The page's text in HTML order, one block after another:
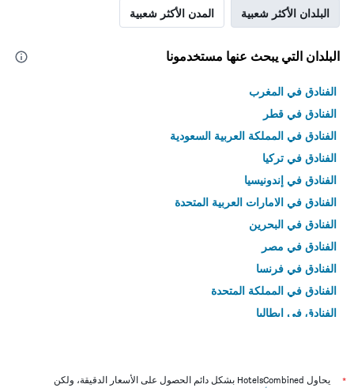
البلدان الأكثر شعبية المدن الأكثر شعبية
البلدان التي يبحث عنها مستخدمونا
الفنادق في المغرب
الفنادق في قطر
الفنادق في المملكة العربية السعودية
الفنادق في تركيا
الفنادق في إندونيسيا
الفنادق في الامارات العربية المتحدة
الفنادق في البحرين
الفنادق في مصر
الفنادق في فرنسا
الفنادق في المملكة المتحدة
الفنادق في إيطاليا
*
يحاول HotelsCombined بشكل دائم الحصول على الأسعار الدقيقة، ولكن